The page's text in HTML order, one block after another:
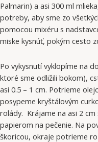
Palmarin) a asi 300 ml
potreby, aby sme zo
pomocou mixéru s
miske kysnúť, pokým cesto
Po vykysnutí vyklopíme na
ktoré sme odližili bokom),
asi 0.5 – 1 cm. Potrieme
posypeme kryštálovým
rolády. Krájame na asi 2 cm
papierom na pečenie. Na
škoricou, okraje potrieme